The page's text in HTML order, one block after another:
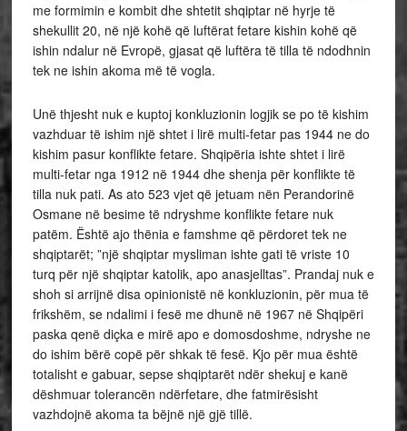
me formimin e kombit dhe shtetit shqiptar në hyrje të
shekullit 20, në një kohë që luftërat fetare kishin kohë që
ishin ndalur në Evropë, gjasat që luftëra të tilla të ndodhnin
tek ne ishin akoma më të vogla.
Unë thjesht nuk e kuptoj konkluzionin logjik se po të kishim
vazhduar të ishim një shtet i lirë multi-fetar pas 1944 ne do
kishim pasur konflikte fetare. Shqipëria ishte shtet i lirë
multi-fetar nga 1912 në 1944 dhe shenja për konflikte të
tilla nuk pati. As ato 523 vjet që jetuam nën Perandorinë
Osmane në besime të ndryshme konflikte fetare nuk
patëm. Është ajo thënia e famshme që përdoret tek ne
shqiptarët; ”një shqiptar mysliman ishte gati të vriste 10
turq për një shqiptar katolik, apo anasjelltas”. Prandaj nuk e
shoh si arrijnë disa opinionistë në konkluzionin, për mua të
frikshëm, se ndalimi i fesë me dhunë në 1967 në Shqipëri
paska qenë diçka e mirë apo e domosdoshme, ndryshe ne
do ishim bërë copë për shkak të fesë. Kjo për mua është
totalisht e gabuar, sepse shqiptarët ndër shekuj e kanë
dëshmuar tolerancën ndërfetare, dhe fatmirësisht
vazhdojnë akoma ta bëjnë një gjë tillë.